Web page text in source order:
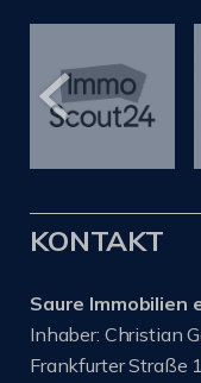
KONTAKT
Saure Immobilien
Inhaber: Christian
Frankfurter Straße